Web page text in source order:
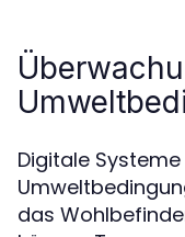
Digitale
das